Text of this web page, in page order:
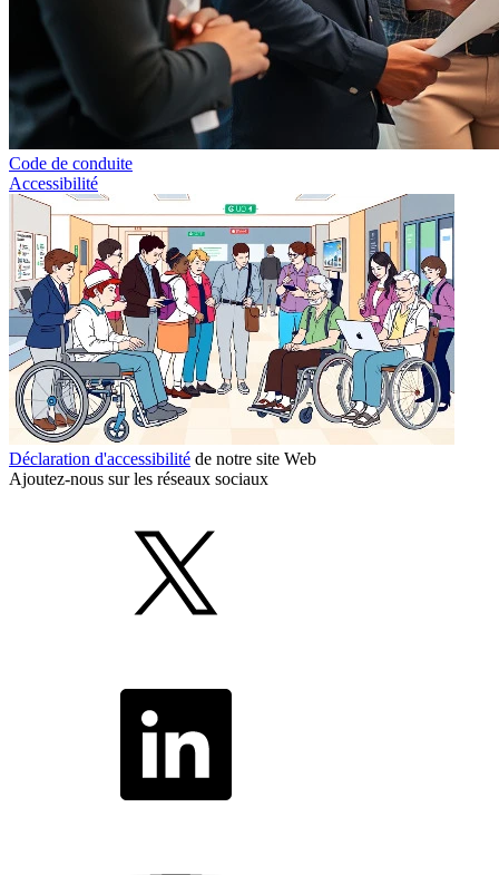
Code de conduite
Accessibilité
Déclaration d'accessibilité de notre site Web
Ajoutez-nous sur les réseaux sociaux